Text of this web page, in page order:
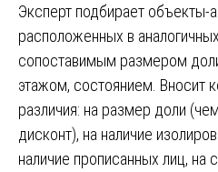
Эксперт подбирает объекты-
расположенных в
сопоставимым размером
этажом, состоянием. Вносит
различия: на размер доли
дисконт), на наличие
наличие прописанных лиц, на